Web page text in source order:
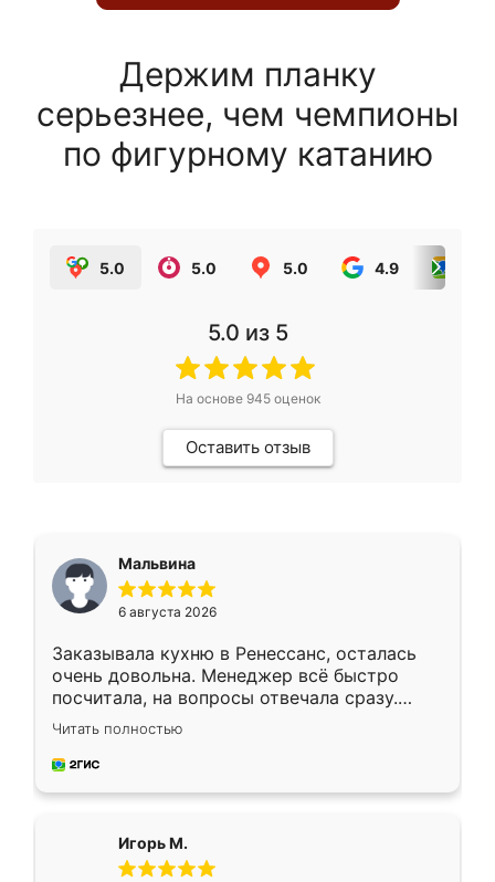
Держим планку
серьезнее, чем чемпионы
по фигурному катанию
5.0 5.0 5.0 4.9
5.0 из 5
На основе 945оценок
Оставить отзыв
Мальвина
6 августа 2026
Заказывала кухню в Ренессанс, осталась
очень довольна. Менеджер всё быстро
посчитала, на вопросы отвечала сразу.
Замерщик приехал в субботу, подошёл к
делу со всей ответственностью. Собрали
за день, ребята работали аккуратно, даже
Читать полностью
Игорь М.